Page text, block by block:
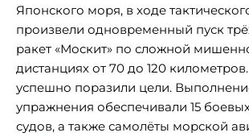
Японского моря, в ходе
произвели одновременный пуск
ракет «Москит» по сложной
дистанциях от 70 до 120
успешно поразили цели.
упражнения обеспечивали 15
судов, а также самолёты морской